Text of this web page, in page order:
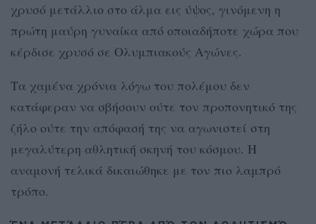
χρυσό μετάλλιο στο άλμα εις ύψος, γινόμενη η
πρώτη μαύρη γυναίκα από οποιαδήποτε χώρα που
κέρδισε χρυσό σε Ολυμπιακούς Αγώνες.
Τα χαμένα χρόνια λόγω του πολέμου δεν
κατάφεραν να σβήσουν ούτε τον προπονητικό της
ζήλο ούτε την απόφασή της να αγωνιστεί στη
μεγαλύτερη αθλητική σκηνή του κόσμου. Η
αναμονή τελικά δικαιώθηκε με τον πιο λαμπρό
τρόπο.